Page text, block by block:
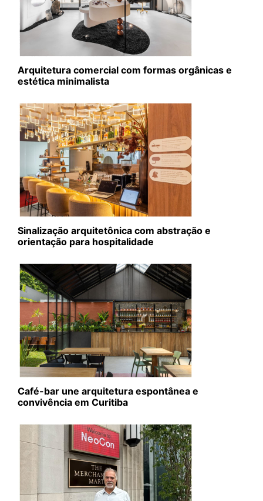
Arquitetura comercial com formas orgânicas e
estética minimalista
Sinalização arquitetônica com abstração e
orientação para hospitalidade
Café-bar une arquitetura espontânea e
convivência em Curitiba